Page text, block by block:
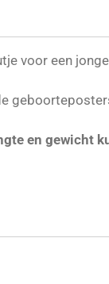
voor een
en gewicht